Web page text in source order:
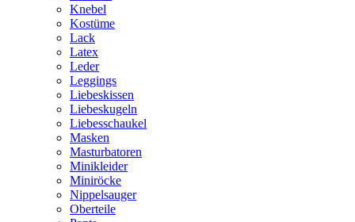
Knebel
Kostüme
Lack
Latex
Leder
Leggings
Liebeskissen
Liebeskugeln
Liebesschaukel
Masken
Masturbatoren
Minikleider
Miniröcke
Nippelsauger
Oberteile